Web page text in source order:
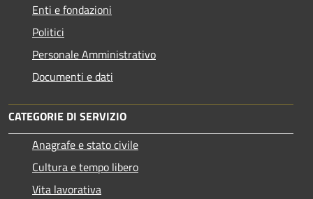
Enti e fondazioni
Politici
Personale Amministrativo
Documenti e dati
CATEGORIE DI SERVIZIO
Anagrafe e stato civile
Cultura e tempo libero
Vita lavorativa